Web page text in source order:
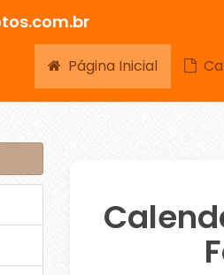
Página Inicial